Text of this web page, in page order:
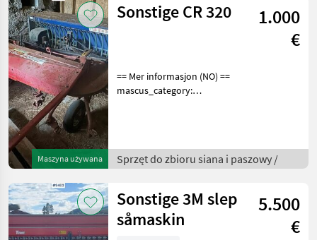
Maszyna używana
Sonstige CR 320
1.000
€
== Mer informasjon (NO) ==
mascus_category:
en.landbrukssalg.no/3593
for more images Specif
Sprzęt do zbioru siana i paszowy /
Sonstige 3M slep
såmaskin
5.500
€